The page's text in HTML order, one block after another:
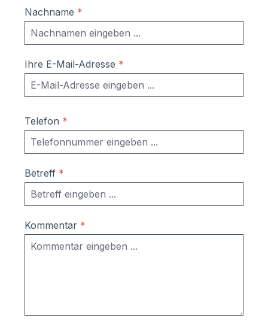
Nachname *
Ihre E-Mail-Adresse *
Telefon *
Betreff *
Kommentar *